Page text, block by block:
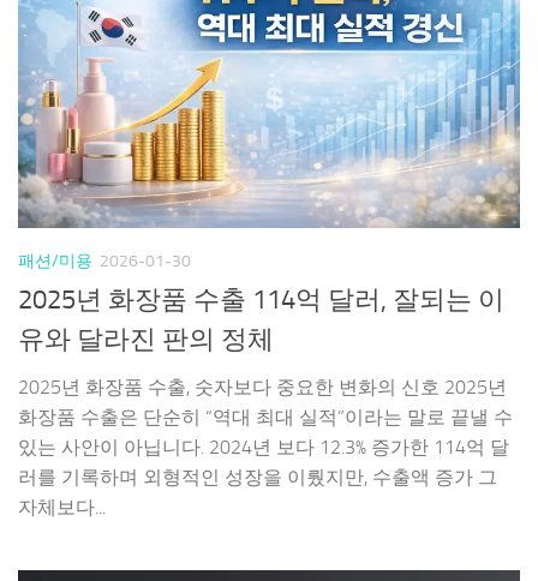
패션/미용 2026-01-30
2025년 화장품 수출 114억 달러, 잘되는 이
유와 달라진 판의 정체
2025년 화장품 수출, 숫자보다 중요한 변화의 신호 2025년
화장품 수출은 단순히 “역대 최대 실적”이라는 말로 끝낼 수
있는 사안이 아닙니다. 2024년 보다 12.3% 증가한 114억 달
러를 기록하며 외형적인 성장을 이뤘지만, 수출액 증가 그
자체보다...